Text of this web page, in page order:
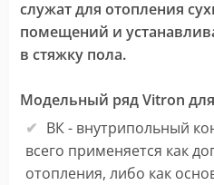
служат для отопления
помещений и
в стяжку пола.
Модельный ряд Vitron
ВК - внутрипольный
всего применяется как
отопления, либо как